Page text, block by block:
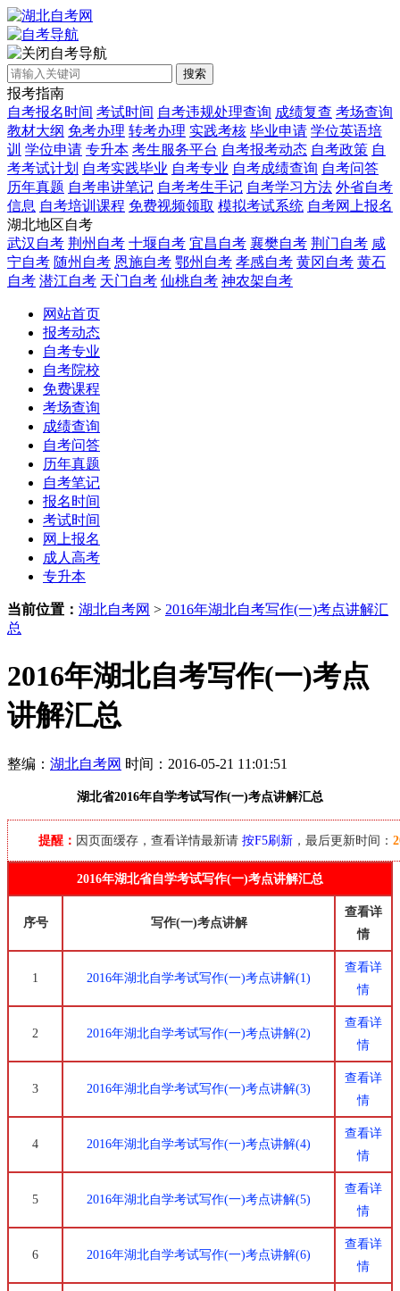
自考导航
搜索
报考指南
自考报名时间 考试时间 自考违规处理查询 成绩复查 考场查询
教材大纲 免考办理 转考办理 实践考核 毕业申请 学位英语培
训 学位申请 专升本 考生服务平台 自考报考动态 自考政策 自
考考试计划 自考实践毕业 自考专业 自考成绩查询 自考问答
历年真题 自考串讲笔记 自考考生手记 自考学习方法 外省自考
信息 自考培训课程 免费视频领取 模拟考试系统 自考网上报名
湖北地区自考
武汉自考 荆州自考 十堰自考 宜昌自考 襄樊自考 荆门自考 咸
宁自考 随州自考 恩施自考 鄂州自考 孝感自考 黄冈自考 黄石
自考 潜江自考 天门自考 仙桃自考 神农架自考
网站首页
报考动态
自考专业
自考院校
免费课程
考场查询
成绩查询
自考问答
历年真题
自考笔记
报名时间
考试时间
网上报名
成人高考
专升本
当前位置： 湖北自考网 > 2016年湖北自考写作(一)考点讲解汇
总
2016年湖北自考写作(一)考点
讲解汇总
整编： 湖北自考网 时间：2016-05-21 11:01:51
湖北省2016年自学考试写作(一)考点讲解汇总
提醒： 因页面缓存，查看详情最新请 按F5刷新 ，最后更新时间：
2016年湖北省自学考试写作(一)考点讲解汇总
序号 写作(一)考点讲解
查看详
情
1 2016年湖北自学考试写作(一)考点讲解(1)
查看详
情
2 2016年湖北自学考试写作(一)考点讲解(2)
查看详
情
3 2016年湖北自学考试写作(一)考点讲解(3)
查看详
情
4 2016年湖北自学考试写作(一)考点讲解(4)
查看详
情
5 2016年湖北自学考试写作(一)考点讲解(5)
查看详
情
6 2016年湖北自学考试写作(一)考点讲解(6)
查看详
情